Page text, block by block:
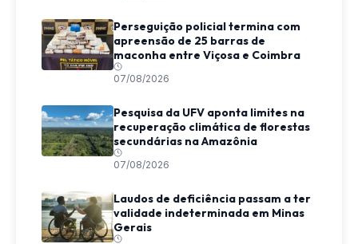
Perseguição policial termina com
apreensão de 25 barras de
maconha entre Viçosa e Coimbra
07/08/2026
Pesquisa da UFV aponta limites na
recuperação climática de florestas
secundárias na Amazônia
07/08/2026
Laudos de deficiência passam a ter
validade indeterminada em Minas
Gerais